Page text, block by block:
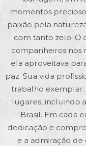
momentos
paixão pela
com tanto zelo. O
companheiros nos
ela aproveitava
paz. Sua vida
trabalho
lugares, incluindo
Brasil. Em cada
dedicação e
e a admiração